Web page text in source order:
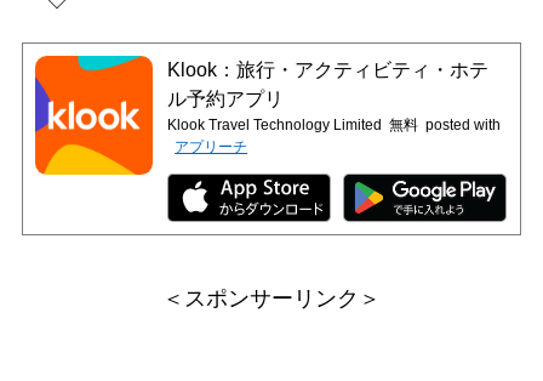
Klook：旅行・アクティビティ・ホテ
ル予約アプリ
Klook Travel Technology Limited 無料 posted with
アプリーチ
＜スポンサーリンク＞